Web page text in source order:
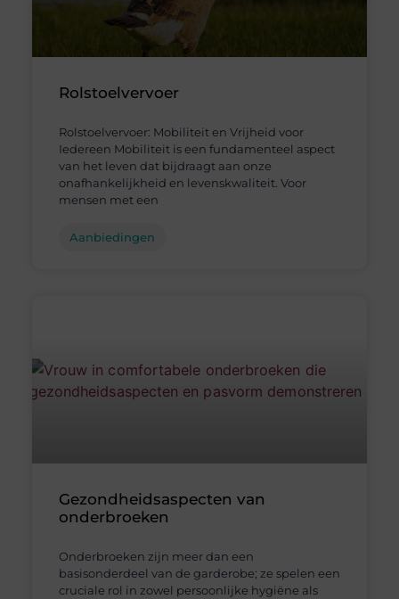
Rolstoelvervoer
Rolstoelvervoer: Mobiliteit en Vrijheid voor
Iedereen Mobiliteit is een fundamenteel aspect
van het leven dat bijdraagt aan onze
onafhankelijkheid en levenskwaliteit. Voor
mensen met een
Aanbiedingen
Gezondheidsaspecten van
onderbroeken
Onderbroeken zijn meer dan een
basisonderdeel van de garderobe; ze spelen een
cruciale rol in zowel persoonlijke hygiëne als